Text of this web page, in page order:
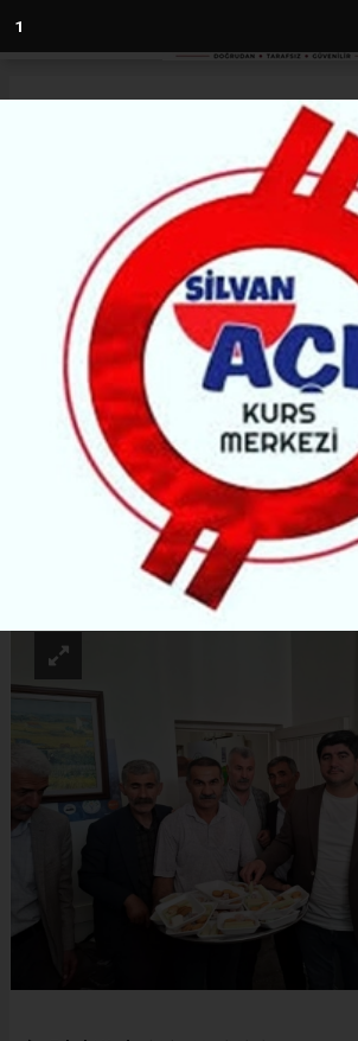
1
Barış Elçisi Önder için
Mevlid-i Şerif
SILVAN
(MG) - Malabadi Gazetesi | 06.05.2025 - 13:29,
5762+ kez okundu.
Silvan’da, yaşamını yitiren DEM
Milletvekili ve TBMM Başkan Vekili
Önder için düzenlenen Mevlid-i
yoğun katılım oldu.
ABONE